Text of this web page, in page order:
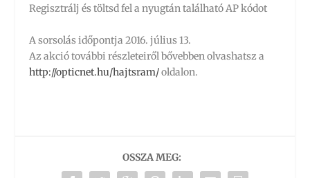
Regisztrálj és töltsd fel a nyugtán található AP kódot
A sorsolás időpontja 2016. július 13.
Az akció további részleteiről bővebben olvashatsz a
http://opticnet.hu/hajtsram/oldalon.
OSSZA MEG: